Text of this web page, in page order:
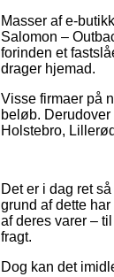
Masser af e-
Salomon –
forinden et
drager hjemad.
Visse firmaer på
beløb.
Holstebro,
Det er i dag ret
grund af dette
af deres varer –
fragt.
Dog kan det